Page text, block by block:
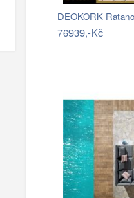
DEOKORK
76939,-Kč